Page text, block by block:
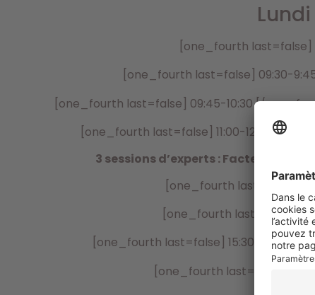
[one_fourth
[one_fourth last=false] 09:30-
[one_fourth last=false] 09:45-10:30 [/
[one_fourth last=false] 11:00-12:30 [/
3 sessions d’experts : Facteurs
[one_fourth last=false]
[one_fourth last=false]
[one_fourth last=false] 15:30-16:15 [/
[one_fourth last=false]